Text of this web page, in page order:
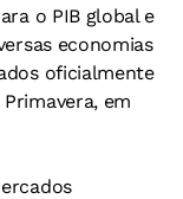
o PIB global e
economias
oficialmente
em